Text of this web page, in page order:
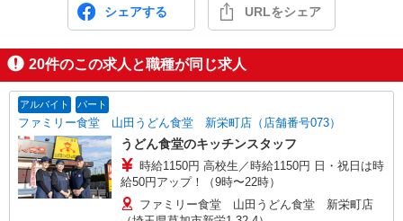
シェアする URLをシェア
20件のこの求人と職種が同じ求人
アルバイト パート
ファミリー食堂 山田うどん食堂 新栄町店（店舗番号073）
うどん食堂のキッチンスタッフ
時給1150円 高校生／時給1150円 日・祝日は時
給50円アップ！（9時〜22時）
ファミリー食堂 山田うどん食堂 新栄町店